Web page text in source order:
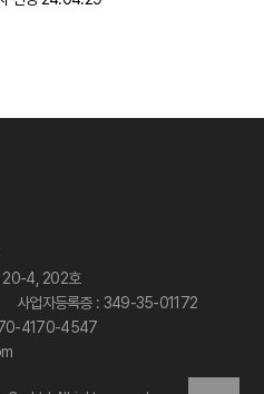
20-4, 202호
사업자등록증 : 349-35-01172
4170-4547